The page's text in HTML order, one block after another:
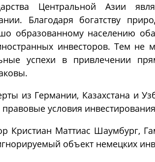
Центральной Азии
Благодаря богатству
образованному населению
инвесторов. Тем не
успехи в привлечении
из Германии, Казахстана и
условия
Кристиан Маттиас Шаумбург,
объект немецких